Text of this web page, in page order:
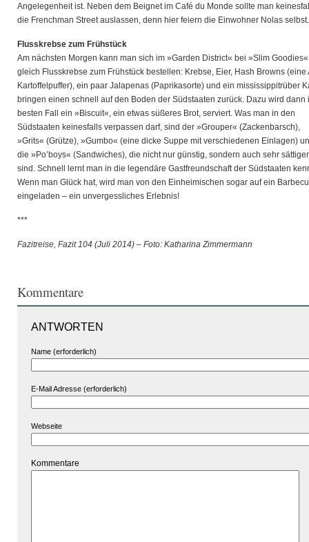
Angelegenheit ist. Neben dem Beignet im Café du Monde sollte man
die Frenchman Street auslassen, denn hier feiern die Einwohner Nolas selbst.
Flusskrebse zum Frühstück
Am nächsten Morgen kann man sich im »Garden District« bei »Slim Goodies«
gleich Flusskrebse zum Frühstück bestellen: Krebse, Eier, Hash Browns (eine
Kartoffelpuffer), ein paar Jalapenas (Paprikasorte) und ein mississippitrüber
bringen einen schnell auf den Boden der Südstaaten zurück. Dazu wird dann
besten Fall ein »Biscuit«, ein etwas süßeres Brot, serviert. Was man in den
Südstaaten keinesfalls verpassen darf, sind der »Grouper« (Zackenbarsch),
»Grits« (Grütze), »Gumbo« (eine dicke Suppe mit verschiedenen Einlagen)
die »Po’boys« (Sandwiches), die nicht nur günstig, sondern auch sehr
sind. Schnell lernt man in die legendäre Gastfreundschaft der Südstaaten
Wenn man Glück hat, wird man von den Einheimischen sogar auf ein
eingeladen – ein unvergessliches Erlebnis!
***
Fazitreise, Fazit 104 (Juli 2014) – Foto: Katharina Zimmermann
Kommentare
ANTWORTEN
Name (erforderlich)
E-Mail Adresse (erforderlich)
Webseite
Kommentare